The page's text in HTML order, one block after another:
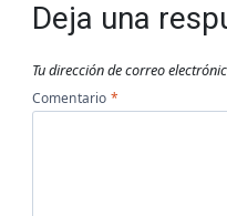
Deja una
Tu dirección de correo
Comentario *